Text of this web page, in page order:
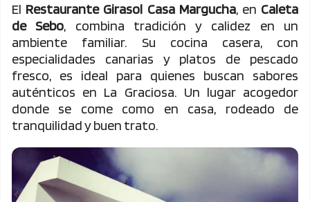
El Restaurante Girasol Casa Margucha, en Caleta
de Sebo, combina tradición y calidez en un
ambiente familiar. Su cocina casera, con
especialidades canarias y platos de pescado
fresco, es ideal para quienes buscan sabores
auténticos en La Graciosa. Un lugar acogedor
donde se come como en casa, rodeado de
tranquilidad y buen trato.